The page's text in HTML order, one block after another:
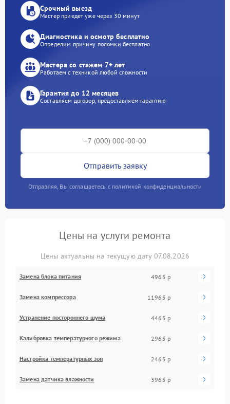
Срочный выезд
Мастер приедет уже через 30 минут
Диагностика и осмотр бесплатно
Определим причину поломки бесплатно
Мастера со стажем 7+ лет
Работаем с техникой любой сложности
Гарантия до 12 месяцев
Составляем договор, предоставляем гарантию
Отправить заявку
Отправляя, Вы соглашаетесь с политикой конфиденциальности
Цены на услуги ремонта
Цены актуальны на текущую дату 07.08.2026
Замена блока питания 4965 р
Замена компрессора 11965 р
Устранение постороннего шума 4465 р
Калибровка температурного режима 2965 р
Настройка температурных зон 2465 р
Замена датчика влажности 3965 р